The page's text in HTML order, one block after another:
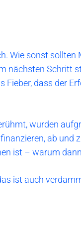
Wie sonst sollten
nächsten Schritt
Fieber, dass der
wurden
ab und
ist – warum
ist auch